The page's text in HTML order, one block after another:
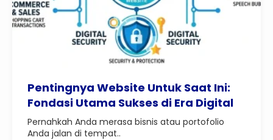
Pentingnya Website Untuk Saat Ini:
Fondasi Utama Sukses di Era Digital
Pernahkah Anda merasa bisnis atau portofolio
Anda jalan di tempat..